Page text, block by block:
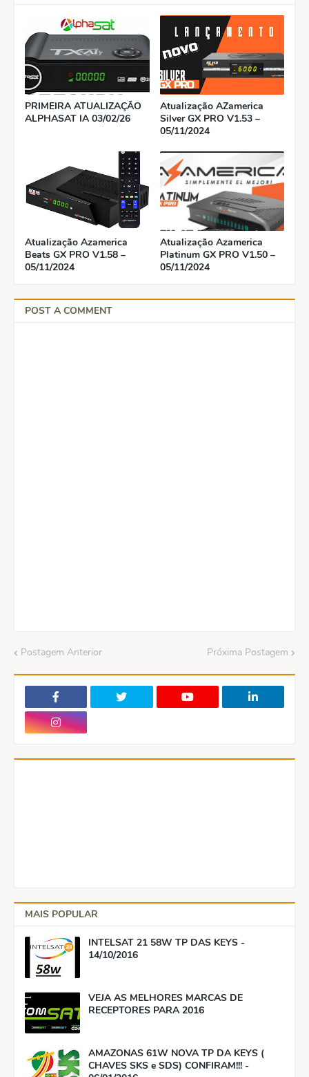
PRIMEIRA ATUALIZAÇÃO
ALPHASAT IA 03/02/26
Atualização AZamerica
Silver GX PRO V1.53 –
05/11/2024
Atualização Azamerica
Beats GX PRO V1.58 –
05/11/2024
Atualização Azamerica
Platinum GX PRO V1.50 –
05/11/2024
POST A COMMENT
Postagem Anterior Próxima Postagem
MAIS POPULAR
INTELSAT 21 58W TP DAS KEYS -
14/10/2016
VEJA AS MELHORES MARCAS DE
RECEPTORES PARA 2016
AMAZONAS 61W NOVA TP DA KEYS (
CHAVES SKS e SDS) CONFIRAM!!! -